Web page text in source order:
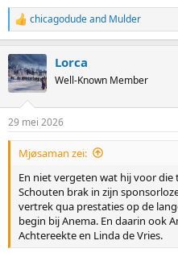
R
e
c
t
i
s
:
chicagodudeand Mulder
Lorca
Well-Known Member
29 mei 2026
Mjøsaman zei:
En niet vergeten wat hij voor
Schouten brak in zijn
vertrek qua prestaties op de
begin bij Anema. En daarin ook
Achtereekte en Linda de Vries.